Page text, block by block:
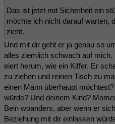
Das ist jetzt mit Sicherheit ein
möchte ich nicht darauf warten,
zieht.
Und mit dir geht er ja genau so
alles ziemlich schwach auf
eiert herum, wie ein Kiffer. Er
zu ziehen und reinen Tisch zu
einen Mann überhaupt
würde? Und deinem Kind?
Bein woanders, aber wenn er
Beziehung mit dir einlassen